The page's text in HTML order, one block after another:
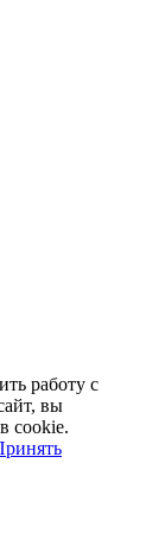
работу с
вы
cookie.